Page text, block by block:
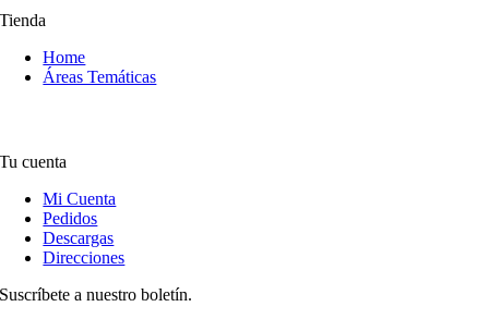
Tienda
Home
Áreas Temáticas
Tu cuenta
Mi Cuenta
Pedidos
Descargas
Direcciones
Suscríbete a nuestro boletín.